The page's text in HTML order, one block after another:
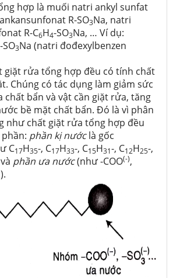
hợp là muối natri ankyl sunfat
R-SO3Na, natri
R-C6H4-SO3Na, … Ví dụ:
-SO3Na (natri đođexylbenzen
giặt rửa tổng hợp đều có tính chất
Chúng có tác dụng làm giảm sức
chất bẩn và vật cần giặt rửa, tăng
bề mặt chất bẩn. Đó là vì phân
như chất giặt rửa tổng hợp đều
phần kị nướclà gốc
C17H35-, C17H33-, C15H31-, C12H25-,
phần ưa nước(như -COO(-),